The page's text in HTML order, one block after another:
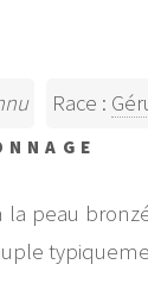
Race :
peau